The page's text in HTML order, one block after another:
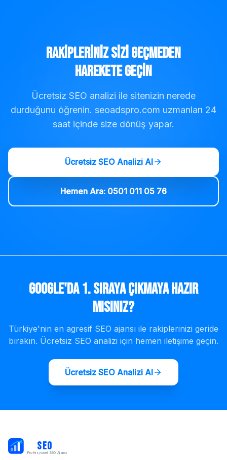
Rakipleriniz Sizi Geçmeden
Harekete Geçin
Ücretsiz SEO analizi ile sitenizin nerede
durduğunu öğrenin. seoadspro.com uzmanları 24
saat içinde size dönüş yapar.
Ücretsiz SEO Analizi Al
Hemen Ara: 0501 011 05 76
Google'da 1. Sıraya Çıkmaya Hazır
mısınız?
Türkiye'nin en agresif SEO ajansı ile rakiplerinizi geride
bırakın. Ücretsiz SEO analizi için hemen iletişime geçin.
Ücretsiz SEO Analizi Al
SEO
Profesyonel SEO Ajansı